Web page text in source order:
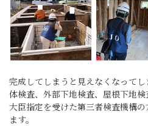
完成してしまうと見えなくなって
体検査、外部下地検査、屋根下地
大臣指定を受けた第三者検査機構
ます。